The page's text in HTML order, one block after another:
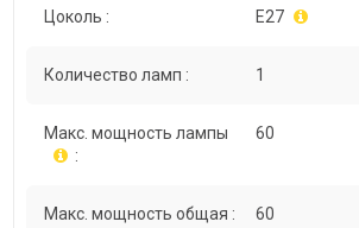
Цоколь : E27
Количество ламп : 1
Макс. мощность лампы
:
60
Макс. мощность общая : 60